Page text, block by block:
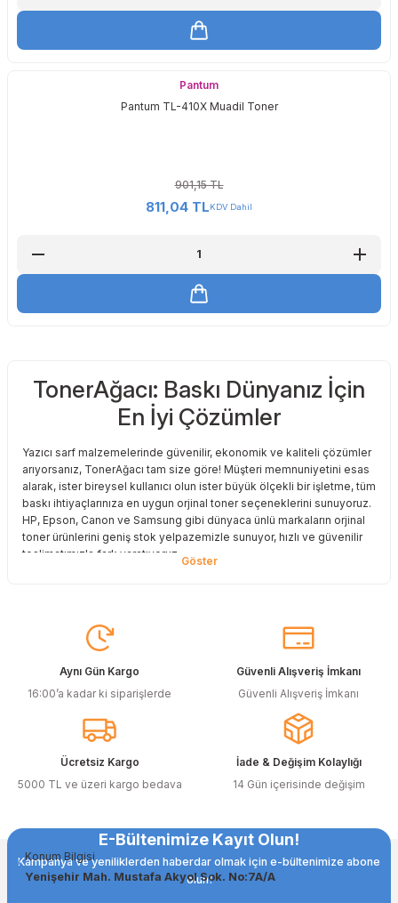
Pantum
Pantum TL-410X Muadil Toner
901,15 TL
811,04 TLKDV Dahil
TonerAğacı: Baskı Dünyanız İçin
En İyi Çözümler
Yazıcı sarf malzemelerinde güvenilir, ekonomik ve kaliteli çözümler
arıyorsanız, TonerAğacı tam size göre! Müşteri memnuniyetini esas
alarak, ister bireysel kullanıcı olun ister büyük ölçekli bir işletme, tüm
baskı ihtiyaçlarınıza en uygun orjinal toner seçeneklerini sunuyoruz.
HP, Epson, Canon ve Samsung gibi dünyaca ünlü markaların orjinal
toner ürünlerini geniş stok yelpazemizle sunuyor, hızlı ve güvenilir
teslimatımızla fark yaratıyoruz.
istiyorsunuz? O halde muadil toner çözümlerimize göz atmalısınız!
Muadil toner ürünlerimiz, orijinal kalitesine en yakın performansı
sunacak şekilde test edilmiştir. Böylece, baskı kalitenizden ödün
vermeden bütçenizi koruyabilirsiniz. Özellikle büyük hacimli
baskılar yapan işletmeler için muadil toner, tasarruf sağlamanın en
akıllı yollarından biri!
Orjinal Kartuşun Önemi
kartuş kullanımı oldukça önemlidir. TonerAğacı, HP ve Epson gibi
doğru renk tonlarını ve keskin baskıları garanti eder. Her
siparişinizde %100 uyumlu ve garantili ürünler sunarak, yazıcınızın
ömrünü uzatıyoruz.
Muadil Kartuş ile Ekonomik Çözümler
Aynı Gün Kargo
16:00’a kadar ki siparişlerde
Güvenli Alışveriş İmkanı
Güvenli Alışveriş İmkanı
Ücretsiz Kargo
5000 TL ve üzeri kargo bedava
İade & Değişim Kolaylığı
14 Gün içerisinde değişim
E-Bültenimize Kayıt Olun!
Kampanya ve yeniliklerden haberdar olmak için e-bültenimize abone
olun!
Konum Bilgisi
Yenişehir Mah. Mustafa Akyol Sok. No:7A/A